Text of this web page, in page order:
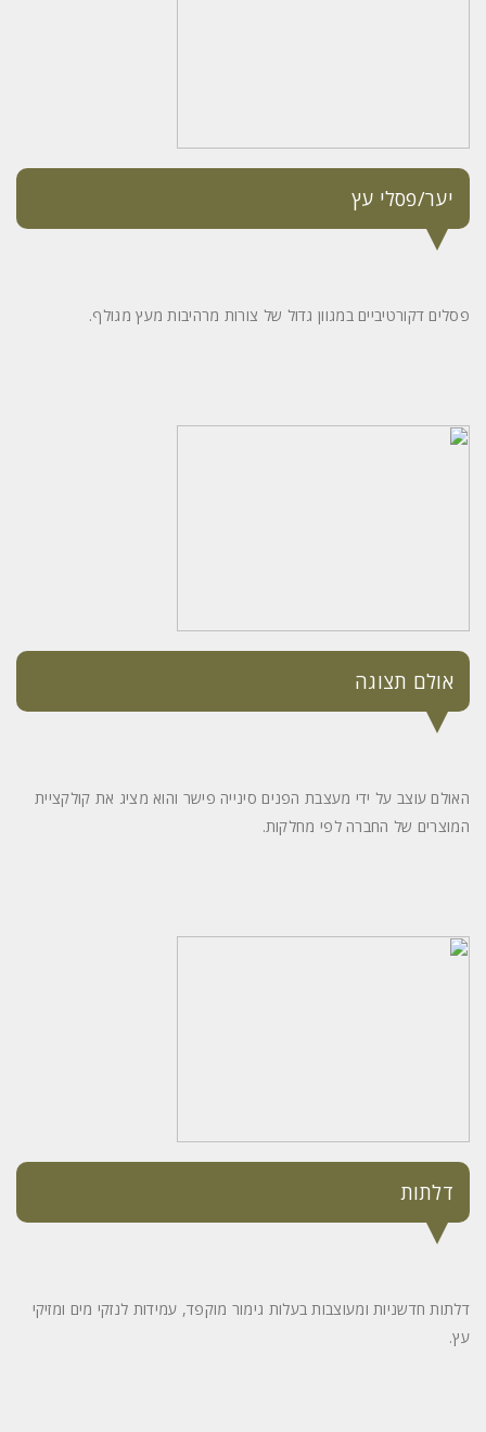
יער/פסלי עץ
פסלים דקורטיביים במגוון גדול של צורות מרהיבות מעץ מגולף.
אולם תצוגה
האולם עוצב על ידי מעצבת הפנים סינייה פישר והוא מציג את קולקציית
המוצרים של החברה לפי מחלקות.
דלתות
דלתות חדשניות ומעוצבות בעלות גימור מוקפד, עמידות לנזקי מים ומזיקי
עץ.